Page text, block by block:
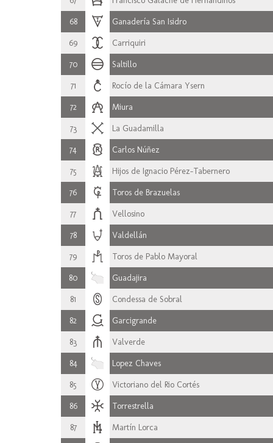
68 Ganadería San Isidro
69 Carriquiri
70 Saltillo
71 Rocío de la Cámara Ysern
72 Miura
73 La Guadamilla
74 Carlos Núñez
75 Hijos de Ignacio Pérez-Tabernero
76 Toros de Brazuelas
77 Vellosino
78 Valdellán
79 Toros de Pablo Mayoral
80 Guadajira
81 Condessa de Sobral
82 Garcigrande
83 Valverde
84 Lopez Chaves
85 Victoriano del Rio Cortés
86 Torrestrella
87 Martín Lorca